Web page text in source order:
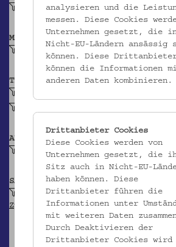
Vor 1991
MATERIAL
TECHNIK
ABBILDUNG
SAMMLUNG
Krpata, Margit Z: Ethnografische
Zypern
analysieren und die
messen. Diese Cookies
Unternehmen gesetzt, die
Nicht-EU-Ländern ansässig
können. Diese
können die Informationen
anderen Daten kombinieren.
Drittanbieter Cookies
Diese Cookies werden von
Unternehmen gesetzt, die
Sitz auch in Nicht-EU-
haben können. Diese
Drittanbieter führen die
Informationen unter
mit weiteren Daten
Durch Deaktivieren der
Drittanbieter Cookies wird